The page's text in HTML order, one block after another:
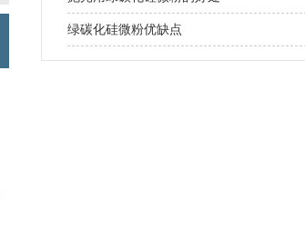
绿碳化硅微粉优缺点